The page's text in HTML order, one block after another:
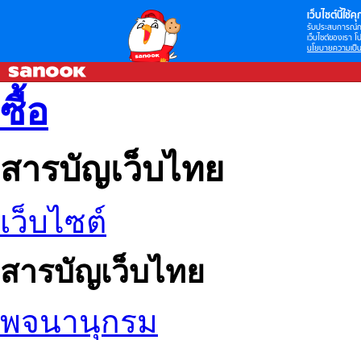
เว็บไซต์นี้ใช้คุ
รับประสบการณ์
เว็บไซต์ของเรา
นโยบายความเป็
ซื้อ
สารบัญเว็บไทย
เว็บไซต์
สารบัญเว็บไทย
พจนานุกรม